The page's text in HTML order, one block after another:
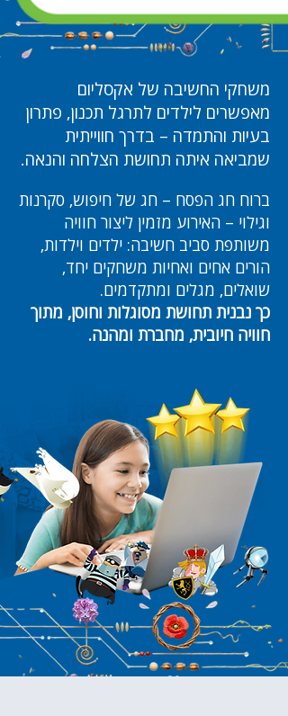
משחקי החשיבה של אקסליום
מאפשרים לילדים לתרגל תכנון, פתרון
בעיות והתמדה – בדרך חווייתית
שמביאה איתה תחושת הצלחה והנאה.
ברוח חג הפסח – חג של חיפוש, סקרנות
וגילוי – האירוע מזמין ליצור חוויה
משותפת סביב חשיבה: ילדים וילדות,
הורים אחים ואחיות משחקים יחד,
שואלים, מגלים ומתקדמים.
כך נבנית תחושת מסוגלות וחוסן, מתוך
חוויה חיובית, מחברת ומהנה.